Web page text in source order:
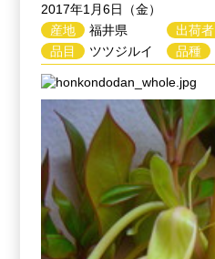
2017年1月6日（金）
産地
福井県
品目
ツツジルイ
出荷者
品種